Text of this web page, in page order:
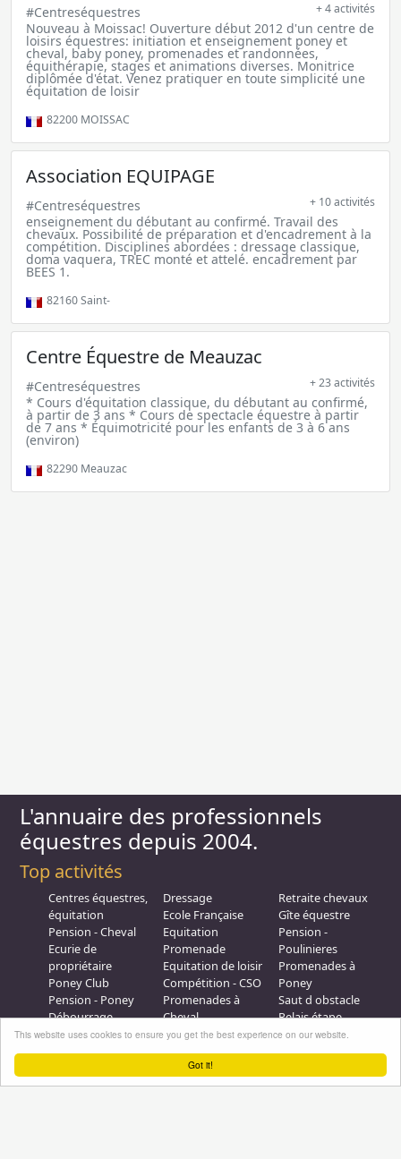
Got it!
This website uses cookies to ensure you get the best experience on our website.
#Centreséquestres + 4 activités
Nouveau à Moissac! Ouverture début 2012 d'un centre de
loisirs équestres: initiation et enseignement poney et
cheval, baby poney, promenades et randonnées,
équithérapie, stages et animations diverses. Monitrice
diplômée d'état. Venez pratiquer en toute simplicité une
équitation de loisir
82200 MOISSAC
Association EQUIPAGE
#Centreséquestres + 10 activités
enseignement du débutant au confirmé. Travail des
chevaux. Possibilité de préparation et d'encadrement à la
compétition. Disciplines abordées : dressage classique,
doma vaquera, TREC monté et attelé. encadrement par
BEES 1.
82160Saint-
Centre Équestre de Meauzac
#Centreséquestres + 23 activités
* Cours d'équitation classique, du débutant au confirmé,
à partir de 3 ans * Cours de spectacle équestre à partir
de 7 ans * Équimotricité pour les enfants de 3 à 6 ans
(environ)
82290 Meauzac
L'annuaire des professionnels
équestres depuis 2004.
Top activités
Centres équestres,
équitation
Pension - Cheval
Ecurie de
propriétaire
Poney Club
Pension - Poney
Débourrage
Elevage
Dressage
Ecole Française
Equitation
Promenade
Equitation de loisir
Compétition - CSO
Promenades à
Cheval
Galops - Equitation
Retraite chevaux
Gîte équestre
Pension -
Poulinieres
Promenades à
Poney
Saut d obstacle
Relais étape
Plus d'infos
Professionnel équestre, Inscrivez-vous !